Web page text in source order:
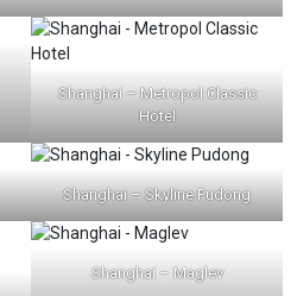
Shanghai – Metropol Classic
Hotel
Shanghai – Skyline Pudong
Shanghai – Maglev